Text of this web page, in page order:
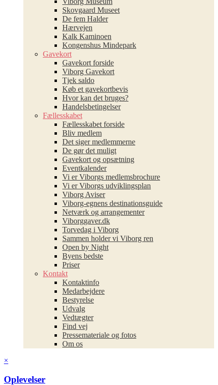
Skovgaard Museet
De fem Halder
Hærvejen
Kalk Kaminoen
Kongenshus Mindepark
Gavekort
Gavekort forside
Viborg Gavekort
Tjek saldo
Køb et gavekortbevis
Hvor kan det bruges?
Handelsbetingelser
Fællesskabet
Fællesskabet forside
Bliv medlem
Det siger medlemmerne
De gør det muligt
Gavekort og opsætning
Eventkalender
Vi er Viborgs medlemsbrochure
Vi er Viborgs udviklingsplan
Viborg Aviser
Viborg-egnens destinationsguide
Netværk og arrangementer
Viborggaver.dk
Torvedag i Viborg
Sammen holder vi Viborg ren
Open by Night
Byens bedste
Priser
Kontakt
Kontaktinfo
Medarbejdere
Bestyrelse
Udvalg
Vedtægter
Find vej
Pressemateriale og fotos
Om os
×
Oplevelser